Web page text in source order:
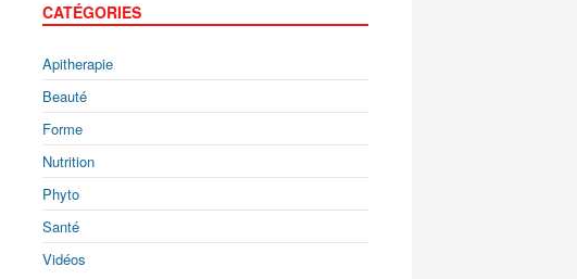
CATÉGORIES
Apitherapie
Beauté
Forme
Nutrition
Phyto
Santé
Vidéos